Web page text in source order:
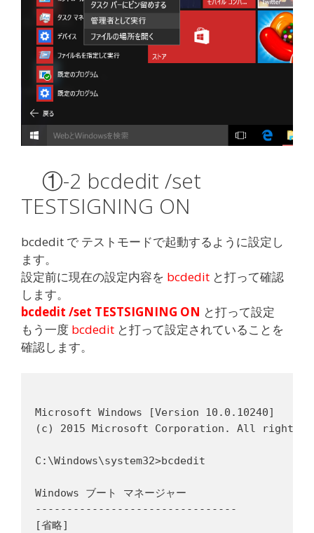
①-2 bcdedit /set
TESTSIGNING ON
bcdedit で テストモードで起動するように設定し
ます。
設定前に現在の設定内容を bcdedit と打って確認
します。
bcdedit /set TESTSIGNING ON と打って設定
もう一度 bcdedit と打って設定されていることを
確認します。
Microsoft Windows [Version 10.0.10240]
(c) 2015 Microsoft Corporation. All rights
C:\Windows\system32>bcdedit
Windows ブート マネージャー
--------------------------------
[省略]